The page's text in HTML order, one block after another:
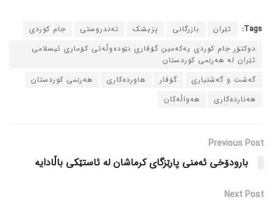
Tags: ئێران بازرگانی پزیشک ته‌ندروستی
جام کوردی
دوکتۆر جام کوردی یه‌که‌مین گۆڤاری نێوده‌وڵه‌تی کۆماری ئیسلامی
ئێران له‌ هه‌رێمی کوردستان
گه‌شت و گه‌شتیاری
گۆڤار هاورده‌کاری
هه‌رێمی کوردستان
هه‌نارده‌کاری
هه‌واڵه‌کان
Previous Post
بارودۆخی ئه‌منی پارێزگای کرماشان له‌ ئاستێکی باڵادایه‌
Next Post